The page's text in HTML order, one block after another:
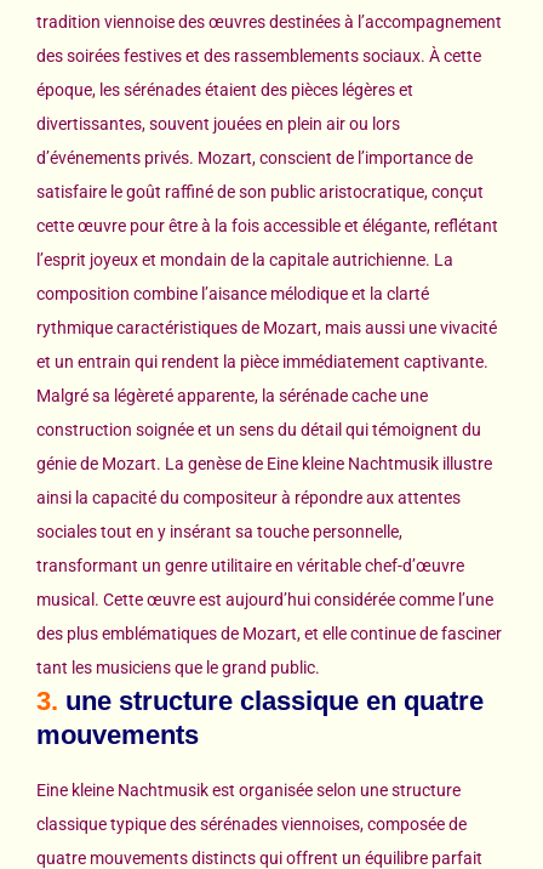
tradition viennoise des œuvres destinées à l’accompagnement
des soirées festives et des rassemblements sociaux. À cette
époque, les sérénades étaient des pièces légères et
divertissantes, souvent jouées en plein air ou lors
d’événements privés. Mozart, conscient de l’importance de
satisfaire le goût raffiné de son public aristocratique, conçut
cette œuvre pour être à la fois accessible et élégante, reflétant
l’esprit joyeux et mondain de la capitale autrichienne. La
composition combine l’aisance mélodique et la clarté
rythmique caractéristiques de Mozart, mais aussi une vivacité
et un entrain qui rendent la pièce immédiatement captivante.
Malgré sa légèreté apparente, la sérénade cache une
construction soignée et un sens du détail qui témoignent du
génie de Mozart. La genèse de Eine kleine Nachtmusik illustre
ainsi la capacité du compositeur à répondre aux attentes
sociales tout en y insérant sa touche personnelle,
transformant un genre utilitaire en véritable chef-d’œuvre
musical. Cette œuvre est aujourd’hui considérée comme l’une
des plus emblématiques de Mozart, et elle continue de fasciner
tant les musiciens que le grand public.
3. une structure classique en quatre
mouvements
Eine kleine Nachtmusik est organisée selon une structure
classique typique des sérénades viennoises, composée de
quatre mouvements distincts qui offrent un équilibre parfait